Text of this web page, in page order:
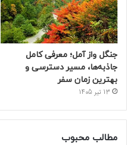
جنگل واز آمل؛ معرفی کامل
جاذبه‌ها، مسیر دسترسی و
بهترین زمان سفر
13 تیر 1405
مطالب محبوب